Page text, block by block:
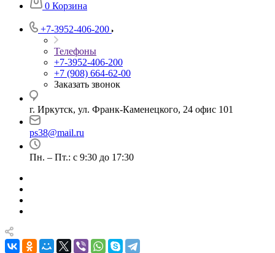
0 Корзина
+7-3952-406-200
Телефоны
+7-3952-406-200
+7 (908) 664-62-00
Заказать звонок
г. Иркутск, ул. Франк-Каменецкого, 24 офис 101
ps38@mail.ru
Пн. – Пт.: с 9:30 до 17:30